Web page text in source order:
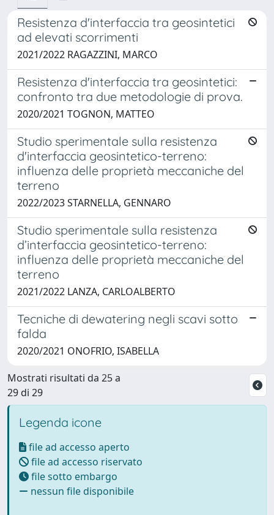
Resistenza d'interfaccia tra geosintetici
ad elevati scorrimenti
2021/2022 RAGAZZINI, MARCO
Resistenza d'interfaccia tra geosintetici:
confronto tra due metodologie di prova.
2020/2021 TOGNON, MATTEO
Studio sperimentale sulla resistenza
d'interfaccia geosintetico-terreno:
influenza delle proprietà meccaniche del
terreno
2022/2023 STARNELLA, GENNARO
Studio sperimentale sulla resistenza
d’interfaccia geosintetico-terreno:
influenza delle proprietà meccaniche del
terreno
2021/2022 LANZA, CARLOALBERTO
Tecniche di dewatering negli scavi sotto
falda
2020/2021 ONOFRIO, ISABELLA
Mostrati risultati da 25 a
29 di 29
Legenda icone
file ad accesso aperto
file ad accesso riservato
file sotto embargo
nessun file disponibile